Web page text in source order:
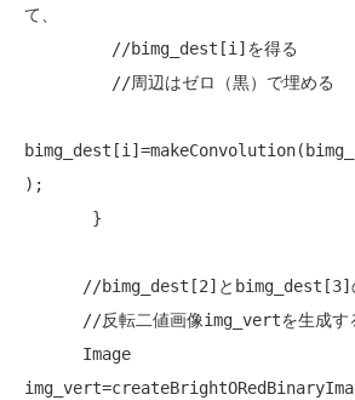
て、
//bimg_dest[i]を得る
//周辺はゼロ（黒）で埋める
);
//bimg_dest[2]とbimg_dest[3]の
//反転二値画像img_vertを生成す